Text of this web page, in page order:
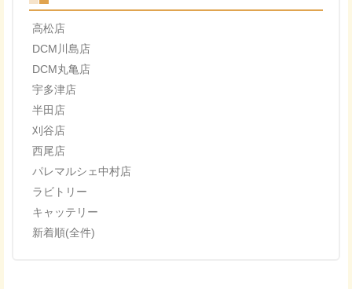
高松店
DCM川島店
DCM丸亀店
宇多津店
半田店
刈谷店
西尾店
パレマルシェ中村店
ラビトリー
キャッテリー
新着順(全件)